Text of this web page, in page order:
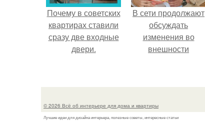
Почему в советских
квартирах ставили
сразу две входные
двери.
В сети продолжают
обсуждать
изменения во
внешности
© 2026 Всё об интерьере для дома и квартиры
Лучшие идеи для дизайна интерьера, полезные советы, интересные статьи